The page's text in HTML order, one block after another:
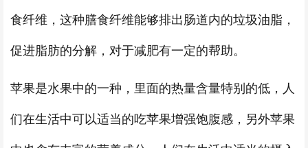
食纤维，这种膳食纤维能够排出肠道内的垃圾油脂，
促进脂肪的分解，对于减肥有一定的帮助。
苹果是水果中的一种，里面的热量含量特别的低，人
们在生活中可以适当的吃苹果增强饱腹感，另外苹果